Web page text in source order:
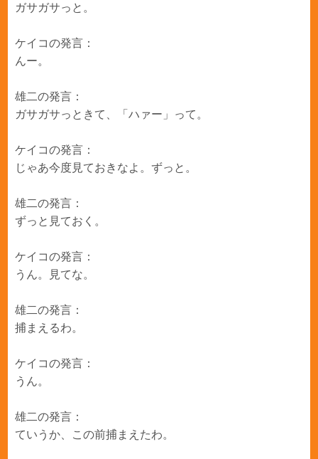
ガサガサっと。
ケイコの発言：
んー。
雄二の発言：
ガサガサっときて、「ハァー」って。
ケイコの発言：
じゃあ今度見ておきなよ。ずっと。
雄二の発言：
ずっと見ておく。
ケイコの発言：
うん。見てな。
雄二の発言：
捕まえるわ。
ケイコの発言：
うん。
雄二の発言：
ていうか、この前捕まえたわ。